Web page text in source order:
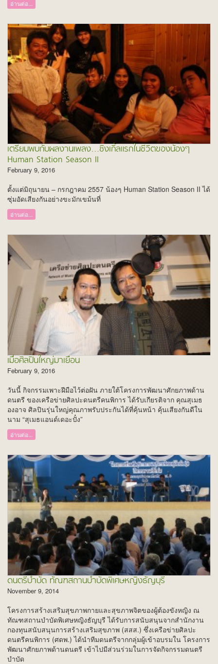
อ่านต่อ...
เตรียมพบกับผลงานเพลง…ซิงเกิ้ลแรกในชีวิตของน้องๆ
Human Station Season II
February 9, 2016
ตั้งแต่มิถุนายน – กรกฎาคม 2557 น้องๆ Human Station Season II ได้
ซุ่มอัดเสียงกันอย่างขะมักเขม้นที่
อ่านต่อ...
เมื่อศิลปินใหญ่มาเยือน
February 9, 2016
วันนี้ กิจกรรมเพาะฝีมือไว้ต่อฝัน ภายใต้โครงการพัฒนาศักยภาพด้าน
ดนตรี ของเครือข่ายศิลปะดนตรีคนพิการ ได้รับเกียรติจาก คุณสุเมธ
องอาจ ศิลปินรุ่นใหญ่คุณภาพรับประกันได้ที่คุ้นหน้า คุ้นเสียงกันดีใน
นาม “สุเมธแอนด์เดอะปั๋ง”
อ่านต่อ...
ดนตรีบำบัด ทัณฑสถานบำบัดพิเศษหญิงธัญบุรี
November 9, 2014
โครงการสร้างเสริมสุขภาพกายและสุขภาพจิตของผู้ต้องขังหญิง ณ
ทัณฑสถานบำบัดพิเศษหญิงธัญบุรี ได้รับการสนับสนุนจากสำนักงาน
กองทุนสนับสนุนการสร้างเสริมสุขภาพ (สสส.) ซึ่งเครือข่ายศิลปะ
ดนตรีคนพิการ (ศดพ.) ได้นำทีมดนตรีจากกลุ่มผู้เข้าอบรมใน โครงการ
พัฒนาศักยภาพด้านดนตรี เข้าไปมีส่วนร่วมในการจัดกิจกรรมดนตรี
บำบัด